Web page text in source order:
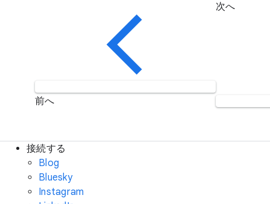
前へ
次へ
接続する
Blog
Bluesky
Instagram